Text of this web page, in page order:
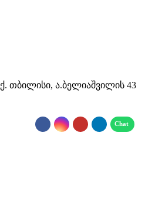
ქ. თბილისი, ა.ბელიაშვილის 43